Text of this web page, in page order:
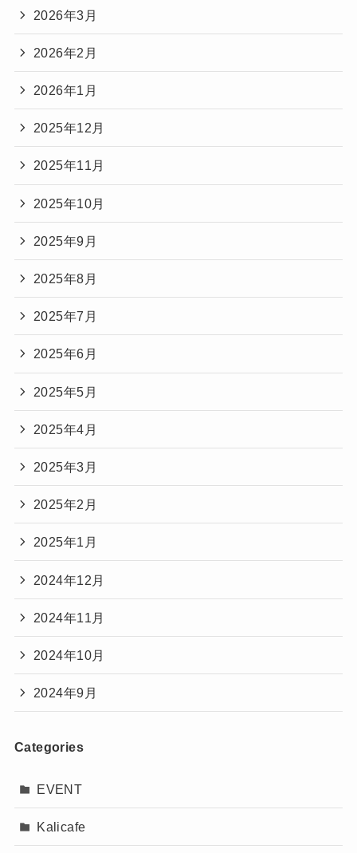
2026年3月
2026年2月
2026年1月
2025年12月
2025年11月
2025年10月
2025年9月
2025年8月
2025年7月
2025年6月
2025年5月
2025年4月
2025年3月
2025年2月
2025年1月
2024年12月
2024年11月
2024年10月
2024年9月
Categories
EVENT
Kalicafe